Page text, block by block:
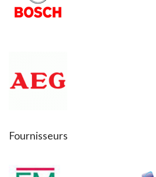
Fournisseurs